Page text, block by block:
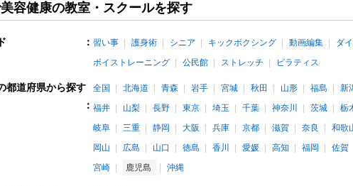
容健康の教室・スクールを探す
： 習い事 護身術 シニア キックボクシング 動画編集
ダ
ボイストレーニング
公民館 ストレッチ ピラティス
都道府県から探す
：
全国 北海道 青森 岩手 宮城 秋田 山形 福島 新
福井
山梨 長野 東京 埼玉 千葉 神奈川 茨城 栃
岐阜
三重 静岡 大阪 兵庫 京都 滋賀 奈良 和歌
岡山
広島 山口 徳島 香川 愛媛 高知 福岡 佐賀
宮崎
鹿児島 沖縄